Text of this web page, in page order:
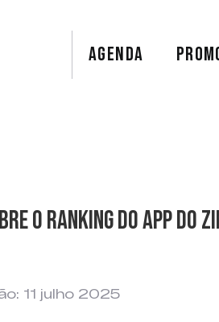
AGENDA
o ranking do app do
11 julho 2025